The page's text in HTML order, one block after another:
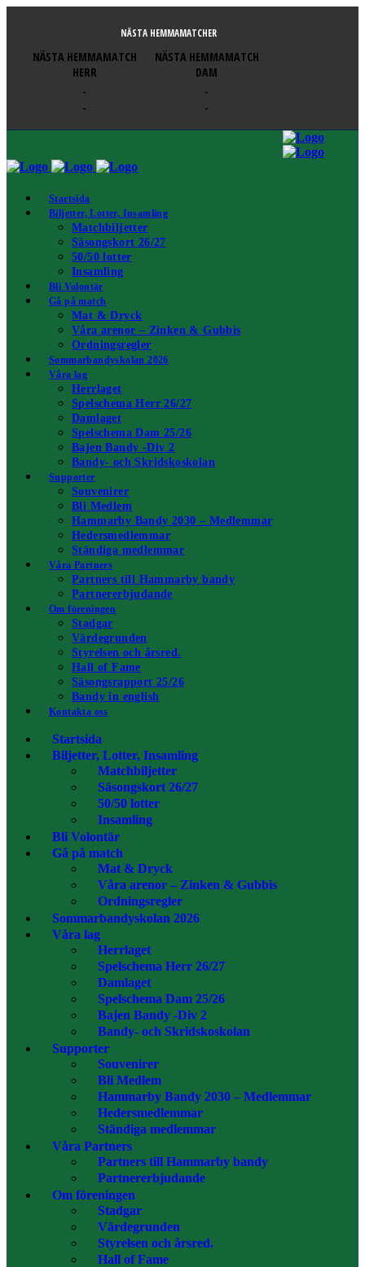
NÄSTA HEMMAMATCHER
NÄSTA HEMMAMATCH
HERR
-
-
NÄSTA HEMMAMATCH
DAM
-
-
Startsida
Biljetter, Lotter, Insamling
Matchbiljetter
Säsongskort 26/27
50/50 lotter
Insamling
Bli Volontär
Gå på match
Mat & Dryck
Våra arenor – Zinken & Gubbis
Ordningsregler
Sommarbandyskolan 2026
Våra lag
Herrlaget
Spelschema Herr 26/27
Damlaget
Spelschema Dam 25/26
Bajen Bandy -Div 2
Bandy- och Skridskoskolan
Supporter
Souvenirer
Bli Medlem
Hammarby Bandy 2030 – Medlemmar
Hedersmedlemmar
Ständiga medlemmar
Våra Partners
Partners till Hammarby bandy
Partnererbjudande
Om föreningen
Stadgar
Värdegrunden
Styrelsen och årsred.
Hall of Fame
Säsongsrapport 25/26
Bandy in english
Kontakta oss
Startsida
Biljetter, Lotter, Insamling
Matchbiljetter
Säsongskort 26/27
50/50 lotter
Insamling
Bli Volontär
Gå på match
Mat & Dryck
Våra arenor – Zinken & Gubbis
Ordningsregler
Sommarbandyskolan 2026
Våra lag
Herrlaget
Spelschema Herr 26/27
Damlaget
Spelschema Dam 25/26
Bajen Bandy -Div 2
Bandy- och Skridskoskolan
Supporter
Souvenirer
Bli Medlem
Hammarby Bandy 2030 – Medlemmar
Hedersmedlemmar
Ständiga medlemmar
Våra Partners
Partners till Hammarby bandy
Partnererbjudande
Om föreningen
Stadgar
Värdegrunden
Styrelsen och årsred.
Hall of Fame